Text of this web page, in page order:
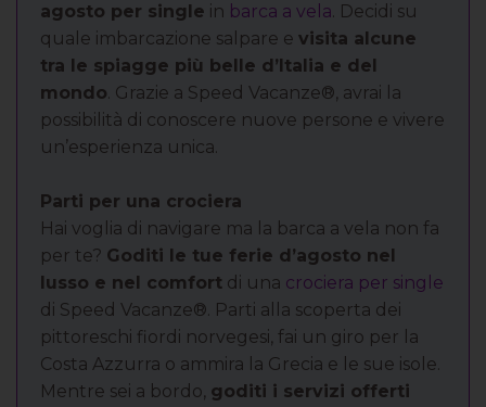
agosto per single in barca a vela. Decidi su
quale imbarcazione salpare e visita alcune
tra le spiagge più belle d’Italia e del
mondo. Grazie a Speed Vacanze®, avrai la
possibilità di conoscere nuove persone e vivere
un’esperienza unica.
Parti per una crociera
Hai voglia di navigare ma la barca a vela non fa
per te? Goditi le tue ferie d’agosto nel
lusso e nel comfort di una crociera per single
di Speed Vacanze®. Parti alla scoperta dei
pittoreschi fiordi norvegesi, fai un giro per la
Costa Azzurra o ammira la Grecia e le sue isole.
Mentre sei a bordo, goditi i servizi offerti